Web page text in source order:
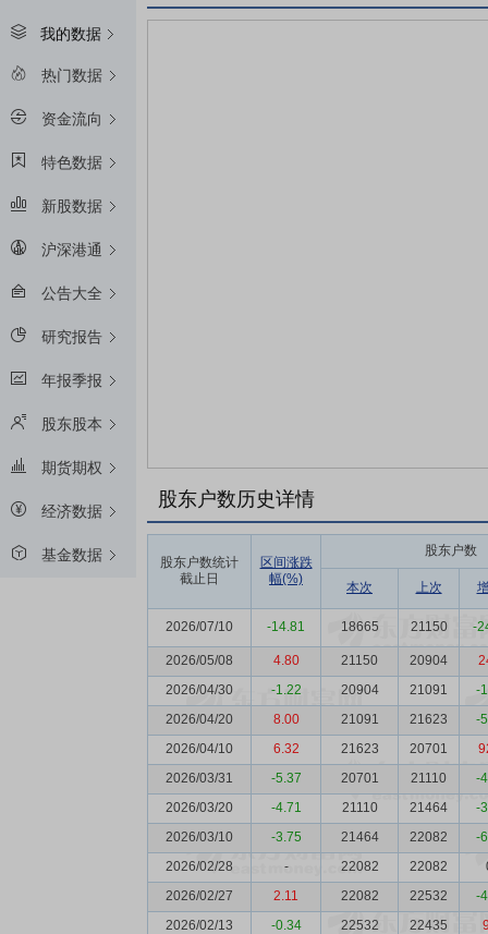
我的数据
热门数据
资金流向
特色数据
新股数据
沪深港通
公告大全
研究报告
年报季报
股东股本
期货期权
经济数据
基金数据
股东户数历史详情
股东户数统计
截止日
区间涨跌
幅(%)
股东户数
本次 上次
2026/07/10 -14.81 18665 21150 -
2026/05/08 4.80 21150 20904
2026/04/30
-1.22 20904 21091
-
2026/04/20
8.00 21091 21623
-
2026/04/10
6.32 21623 20701
2026/03/31
-5.37 20701 21110
-
2026/03/20
-4.71 21110 21464
-
2026/03/10
-3.75 21464 22082
-
2026/02/28
- 22082 22082
2026/02/27
2.11 22082 22532
-
2026/02/13
-0.34 22532 22435